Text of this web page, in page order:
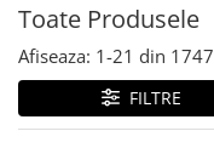
PLITE DIN FONTĂ
GRĂTARE DE GRĂDINĂ
Toate Produsele
Afiseaza: 1-21 din 1747
FILTRE